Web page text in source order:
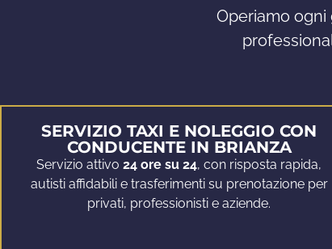
Operiamo
SERVIZIO TAXI E NOLEGGIO CON
CONDUCENTE IN BRIANZA
Servizio attivo24 ore su 24, con risposta rapida,
autisti affidabili e trasferimenti su prenotazione per
privati, professionisti e aziende.